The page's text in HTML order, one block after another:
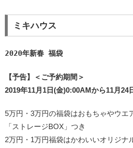
ミキハウス
2020年新春 福袋
【予告】＜ご予約期間＞
2019年11月1日(金)0:00AMから11月24
5万円・3万円の福袋はおもちゃやウエ
「ストレージBOX」つき
2万円・1万円福袋はかわいいオリジナ